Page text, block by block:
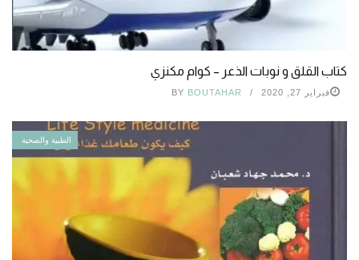
كتاب القلق و نوبات الذعر – كوام مكنزي
فبراير 27, 2020 BY BOUTAHAR
الطبية والصحية